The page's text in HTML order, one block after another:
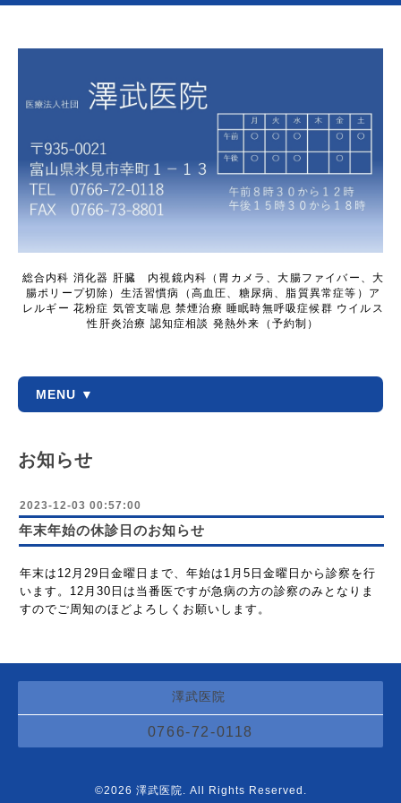
総合内科 消化器 肝臓 内視鏡内科（胃カメラ、大腸ファイバー、大
腸ポリープ切除）生活習慣病（高血圧、糖尿病、脂質異常症等）ア
レルギー 花粉症 気管支喘息 禁煙治療 睡眠時無呼吸症候群 ウイルス
性肝炎治療 認知症相談 発熱外来（予約制）
MENU ▼
お知らせ
2023-12-03 00:57:00
年末年始の休診日のお知らせ
年末は12月29日金曜日まで、年始は1月5日金曜日から診察を行
います。12月30日は当番医ですが急病の方の診察のみとなりま
すのでご周知のほどよろしくお願いします。
澤武医院
0766-72-0118
©2026 澤武医院. All Rights Reserved.